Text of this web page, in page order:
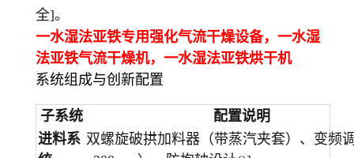
全]。
一水湿法亚铁专用强化气流干燥设备，一水湿
法亚铁气流干燥机， 一水湿法亚铁烘干机
系统组成与创新配置
子系统
配置说明
进料系 双螺旋破拱加料器（带蒸汽夹套）、变频